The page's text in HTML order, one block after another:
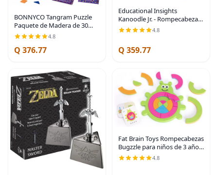
BONNYCO Tangram Puzzle
Paquete de Madera de 30
Recuerdos de Fiesta para
Niños. Rellenos de Bolsas de
Dulces para Niños de 3-5, 4-8,
4.8
Q 376.77
Educational Insights
Kanoodle Jr. - Rompecabezas
cerebrales 3D, juego de
cerebro para un jugador,
para niños, desafiantes
4.8
Q 359.77
Fat Brain Toys Rompecabezas
Bugzzle para niños de 3 años
en adelante - Rompecabezas
de hacer coincidir imágenes,
4.8